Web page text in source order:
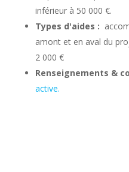
inférieur à 50 000 €.
Types d'aides :
amont et en aval du
2 000 €
Renseignements &
active.